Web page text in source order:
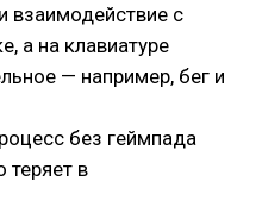
взаимодействие с
а на клавиатуре
— например, бег и
без геймпада
теряет в